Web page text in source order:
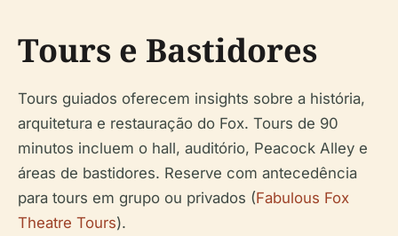
Tours e Bastidores
Tours guiados oferecem insights sobre a história,
arquitetura e restauração do Fox. Tours de 90
minutos incluem o hall, auditório, Peacock Alley e
áreas de bastidores. Reserve com antecedência
para tours em grupo ou privados (Fabulous Fox
Theatre Tours).